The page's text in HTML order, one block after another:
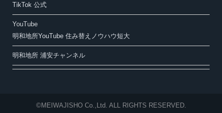
TikTok 公式
YouTube
明和地所YouTube 住み替えノウハウ短大
明和地所 浦安チャンネル
©MEIWAJISHO Co.,Ltd. ALL RIGHTS RESERVED.